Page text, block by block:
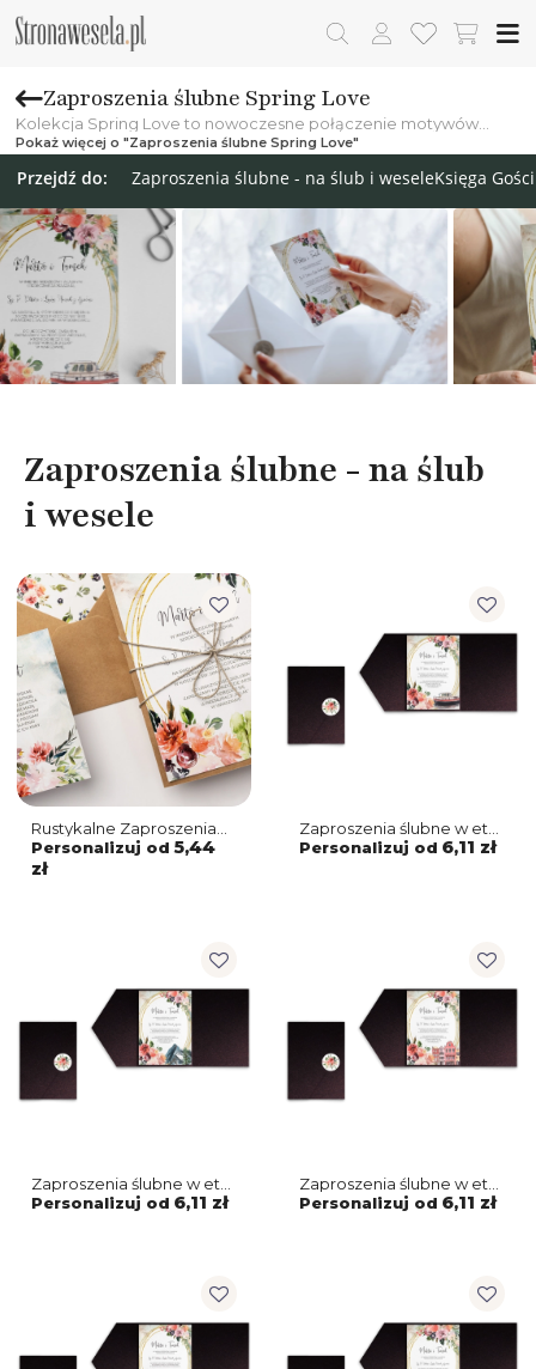
Zaproszenia ślubne Spring Love
Kolekcja Spring Love to nowoczesne połączenie motywów
kwiatowych wraz z elementami weselnymi lub
zainteresowaniami Pary Młodej. Ciepła i stonowana kolorystyka
sprawiają, że zaproszenia mają spokojny i nostalgiczny charakter.
Pokaż więcej o "Zaproszenia ślubne Spring Love"
Przejdź do: Zaproszenia ślubne - na ślub i weseleKsięga
Zaproszenia ślubne - na ślub
i wesele
Rustykalne Zaproszenia
ślubne Spring Love
z akwarelowym
motywem kościoła
Personalizuj od 5,44
zł
Zaproszenia ślubne w etui
Spring Love - motyw 7
Personalizuj od 6,11 zł
Zaproszenia ślubne w etui
Spring Love - motyw 6
Personalizuj od 6,11 zł
Zaproszenia ślubne w etui
Spring Love - motyw 5
Personalizuj od 6,11 zł